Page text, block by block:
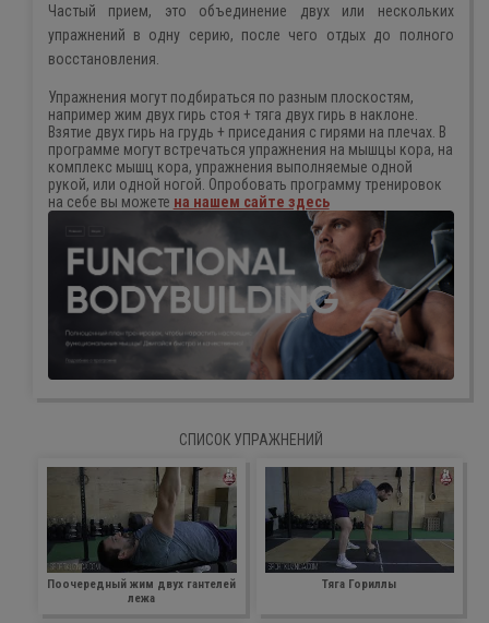
Частый прием, это объединение двух или нескольких
упражнений в одну серию, после чего отдых до полного
восстановления.
Упражнения могут подбираться по разным плоскостям,
например жим двух гирь стоя + тяга двух гирь в наклоне.
Взятие двух гирь на грудь + приседания с гирями на плечах. В
программе могут встречаться упражнения на мышцы кора, на
комплекс мышц кора, упражнения выполняемые одной
рукой, или одной ногой. Опробовать программу тренировок
на себе вы можете на нашем сайте здесь
СПИСОК УПРАЖНЕНИЙ
Поочередный жим двух гантелей
лежа
Тяга Гориллы